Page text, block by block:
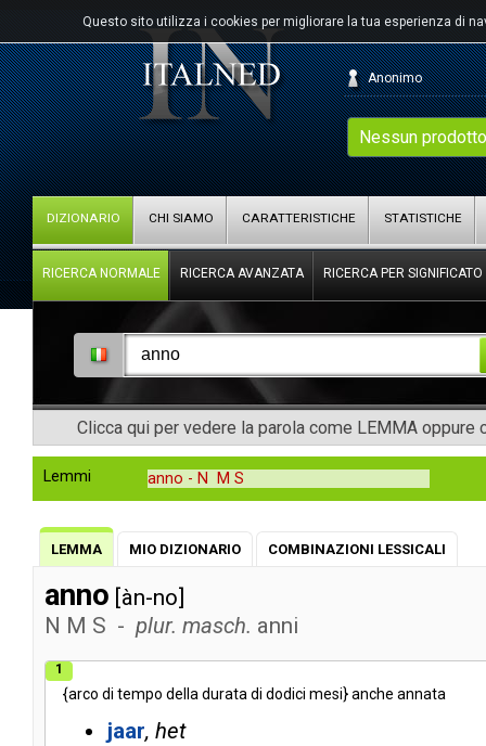
Questo sito utilizza i cookies per migliorare la tua esperienza di
Nessun
Anonimo
DIZIONARIO CHI SIAMO CARATTERISTICHE STATISTICHE
RICERCA NORMALE RICERCA AVANZATA RICERCA PER SIGNIFICATO
Clicca qui per vedere la parola come LEMMA oppure
Lemmi anno - N M S
LEMMA MIO DIZIONARIO COMBINAZIONI LESSICALI
anno [àn-no]
N M S - plur. masch. anni
1
{arco di tempo della durata di dodici mesi}anche annata
jaar het